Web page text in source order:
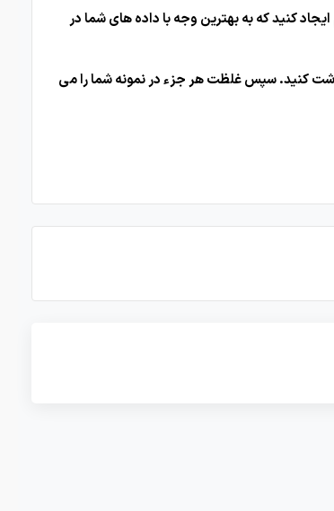
کنید که به بهترین وجه با داده های شما در
کنید. سپس غلظت هر جزء در نمونه شما را می